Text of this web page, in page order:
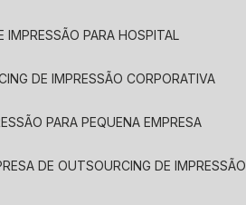
IMPRESSÃO PARA HOSPITAL
DE IMPRESSÃO CORPORATIVA
PARA PEQUENA EMPRESA
DE OUTSOURCING DE IMPRESSÃO